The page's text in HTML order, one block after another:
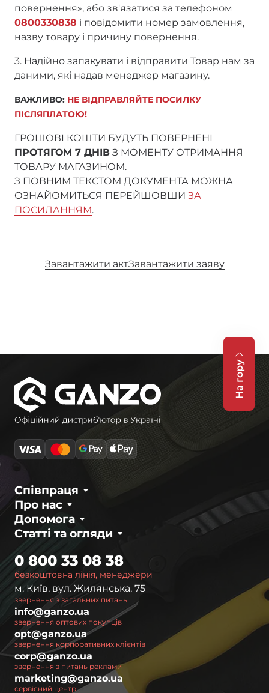
повернення», або зв'язатися за телефоном
0800330838 і повідомити номер замовлення,
назву товару і причину повернення.
3. Надійно запакувати і відправити Товар нам за
даними, які надав менеджер магазину.
ВАЖЛИВО: НЕ ВІДПРАВЛЯЙТЕ ПОСИЛКУ
ПІСЛЯПЛАТОЮ!
ГРОШОВІ КОШТИ БУДУТЬ ПОВЕРНЕНІ
ПРОТЯГОМ 7 ДНІВ З МОМЕНТУ ОТРИМАННЯ
ТОВАРУ МАГАЗИНОМ.
З ПОВНИМ ТЕКСТОМ ДОКУМЕНТА МОЖНА
ОЗНАЙОМИТЬСЯ ПЕРЕЙШОВШИ ЗА
ПОСИЛАННЯМ.
Завантажити актЗавантажити заяву
На гору
Про нас
Співпраця
Статті та огляди
Допомога
безкоштовна лінія, менеджери
0 800 33 08 38
м. Київ, вул. Жилянська, 75
звернення з загальних питань
info@ganzo.ua
звернення оптових покупців
opt@ganzo.ua
звернення корпоративних клієнтів
corp@ganzo.ua
звернення з питань реклами
marketing@ganzo.ua
сервісний центр